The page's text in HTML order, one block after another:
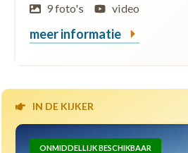
9 foto's
video
meer informatie
IN DE KIJKER
ONMIDDELLIJK BESCHIKBAAR